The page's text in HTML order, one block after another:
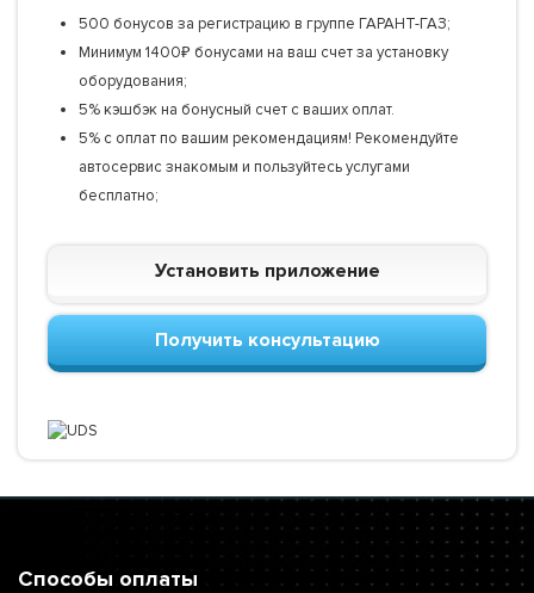
500 бонусов за регистрацию в группе ГАРАНТ-ГАЗ;
Минимум 1400₽ бонусами на ваш счет за установку
оборудования;
5% кэшбэк на бонусный счет с ваших оплат.
5% с оплат по вашим рекомендациям! Рекомендуйте
автосервис знакомым и пользуйтесь услугами
бесплатно;
Установить приложение
Получить консультацию
Способы оплаты